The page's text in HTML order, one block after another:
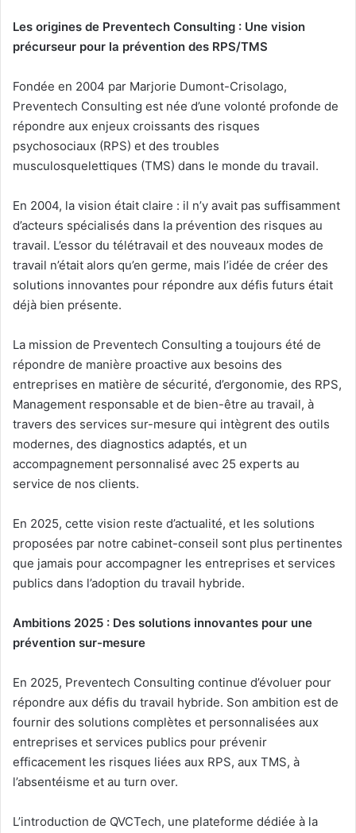
Les origines de Preventech Consulting : Une vision
précurseur pour la prévention des RPS/TMS
Fondée en 2004 par Marjorie Dumont-Crisolago,
Preventech Consulting est née d’une volonté profonde de
répondre aux enjeux croissants des risques
psychosociaux (RPS) et des troubles
musculosquelettiques (TMS) dans le monde du travail.
En 2004, la vision était claire : il n’y avait pas suffisamment
d’acteurs spécialisés dans la prévention des risques au
travail. L’essor du télétravail et des nouveaux modes de
travail n’était alors qu’en germe, mais l’idée de créer des
solutions innovantes pour répondre aux défis futurs était
déjà bien présente.
La mission de Preventech Consulting a toujours été de
répondre de manière proactive aux besoins des
entreprises en matière de sécurité, d’ergonomie, des RPS,
Management responsable et de bien-être au travail, à
travers des services sur-mesure qui intègrent des outils
modernes, des diagnostics adaptés, et un
accompagnement personnalisé avec 25 experts au
service de nos clients.
En 2025, cette vision reste d’actualité, et les solutions
proposées par notre cabinet-conseil sont plus pertinentes
que jamais pour accompagner les entreprises et services
publics dans l’adoption du travail hybride.
Ambitions 2025 : Des solutions innovantes pour une
prévention sur-mesure
En 2025, Preventech Consulting continue d’évoluer pour
répondre aux défis du travail hybride. Son ambition est de
fournir des solutions complètes et personnalisées aux
entreprises et services publics pour prévenir
efficacement les risques liées aux RPS, aux TMS, à
l’absentéisme et au turn over.
L’introduction de QVCTech, une plateforme dédiée à la